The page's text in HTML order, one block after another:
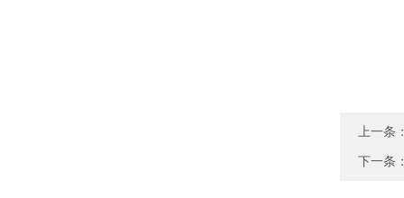
上一条：
下一条：